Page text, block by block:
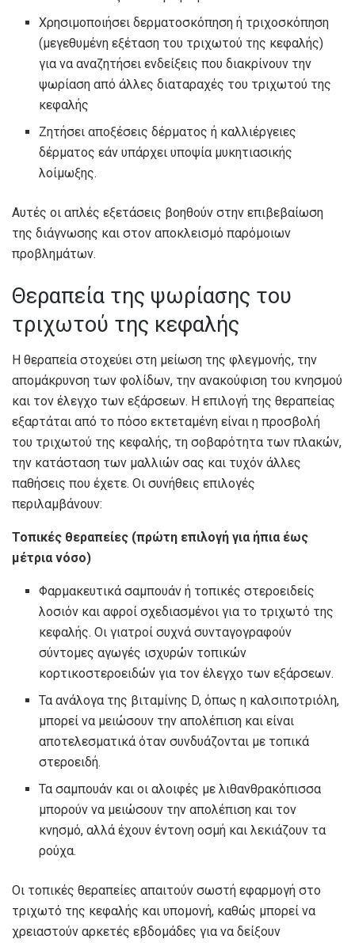
Χρησιμοποιήσει δερματοσκόπηση ή τριχοσκόπηση
(μεγεθυμένη εξέταση του τριχωτού της κεφαλής)
για να αναζητήσει ενδείξεις που διακρίνουν την
ψωρίαση από άλλες διαταραχές του τριχωτού της
κεφαλής
Ζητήσει αποξέσεις δέρματος ή καλλιέργειες
δέρματος εάν υπάρχει υποψία μυκητιασικής
λοίμωξης.
Αυτές οι απλές εξετάσεις βοηθούν στην επιβεβαίωση
της διάγνωσης και στον αποκλεισμό παρόμοιων
προβλημάτων.
Θεραπεία της ψωρίασης του
τριχωτού της κεφαλής
Η θεραπεία στοχεύει στη μείωση της φλεγμονής, την
απομάκρυνση των φολίδων, την ανακούφιση του κνησμού
και τον έλεγχο των εξάρσεων. Η επιλογή της θεραπείας
εξαρτάται από το πόσο εκτεταμένη είναι η προσβολή
του τριχωτού της κεφαλής, τη σοβαρότητα των πλακών,
την κατάσταση των μαλλιών σας και τυχόν άλλες
παθήσεις που έχετε. Οι συνήθεις επιλογές
περιλαμβάνουν:
Τοπικές θεραπείες (πρώτη επιλογή για ήπια έως
μέτρια νόσο)
Φαρμακευτικά σαμπουάν ή τοπικές στεροειδείς
λοσιόν και αφροί σχεδιασμένοι για το τριχωτό της
κεφαλής. Οι γιατροί συχνά συνταγογραφούν
σύντομες αγωγές ισχυρών τοπικών
κορτικοστεροειδών για τον έλεγχο των εξάρσεων.
Τα ανάλογα της βιταμίνης D, όπως η καλσιποτριόλη,
μπορεί να μειώσουν την απολέπιση και είναι
αποτελεσματικά όταν συνδυάζονται με τοπικά
στεροειδή.
Τα σαμπουάν και οι αλοιφές με λιθανθρακόπισσα
μπορούν να μειώσουν την απολέπιση και τον
κνησμό, αλλά έχουν έντονη οσμή και λεκιάζουν τα
ρούχα.
Οι τοπικές θεραπείες απαιτούν σωστή εφαρμογή στο
τριχωτό της κεφαλής και υπομονή, καθώς μπορεί να
χρειαστούν αρκετές εβδομάδες για να δείξουν